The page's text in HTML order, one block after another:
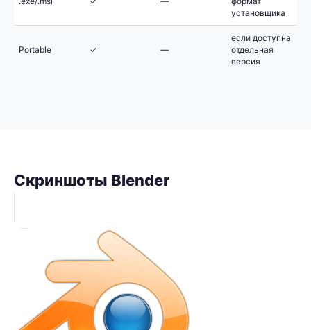
установщика
Portable ✓ —
если доступна
отдельная
версия
Скриншоты Blender